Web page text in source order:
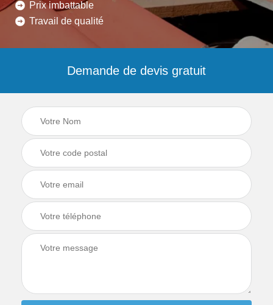
Prix imbattable
Travail de qualité
Demande de devis gratuit